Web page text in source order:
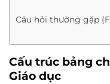
Câu hỏi thường gặp
Cấu trúc bảng
Giáo dục